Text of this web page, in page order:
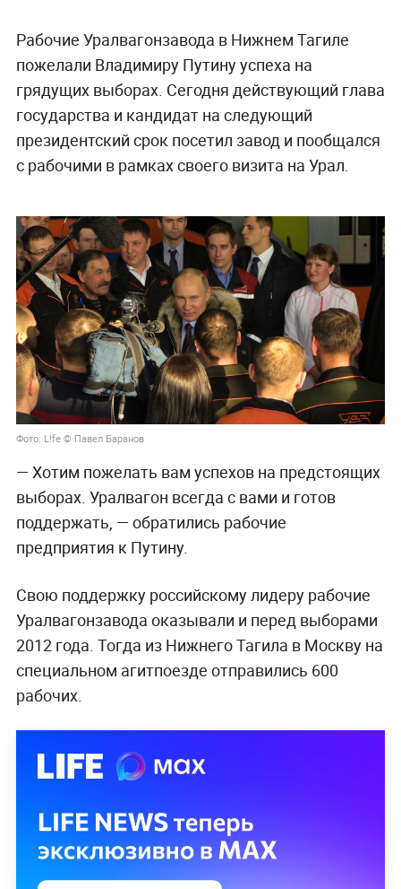
Рабочие Уралвагонзавода в Нижнем Тагиле
пожелали Владимиру Путину успеха на
грядущих выборах. Сегодня действующий глава
государства и кандидат на следующий
президентский срок посетил завод и пообщался
с рабочими в рамках своего визита на Урал.
Фото: L!fe © Павел Баранов
— Хотим пожелать вам успехов на предстоящих
выборах. Уралвагон всегда с вами и готов
поддержать, — обратились рабочие
предприятия к Путину.
Свою поддержку российскому лидеру рабочие
Уралвагонзавода оказывали и перед выборами
2012 года. Тогда из Нижнего Тагила в Москву на
специальном агитпоезде отправились 600
рабочих.